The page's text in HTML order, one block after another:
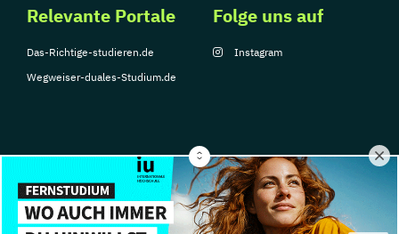
Relevante Portale
Das-Richtige-studieren.de
Wegweiser-duales-Studium.de
Folge uns auf
Instagram
© Copyright 2026, TarGroup Media GmbH
Impressum
Über Datenschutzerklärung Nutzungsbedingungen